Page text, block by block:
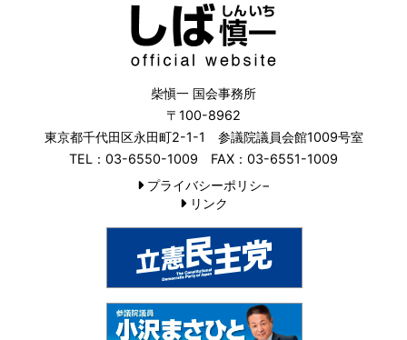
柴愼一 国会事務所
〒100-8962
東京都千代田区永田町2-1-1 参議院議員会館1009号室
TEL：03-6550-1009 FAX：03-6551-1009
プライバシーポリシ−
リンク